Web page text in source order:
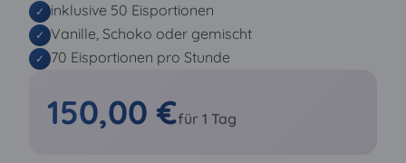
✓ inklusive 50 Eisportionen
✓ Vanille, Schoko oder gemischt
✓ 70 Eisportionen pro Stunde
150,00 €für 1 Tag